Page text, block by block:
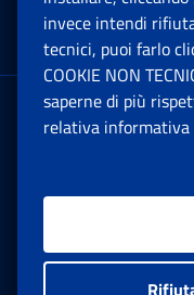
App mobile
Sede
00144
Facebook:
invece intendi
tecnici, puoi farlo
COOKIE NON
saperne di più
relativa informativa